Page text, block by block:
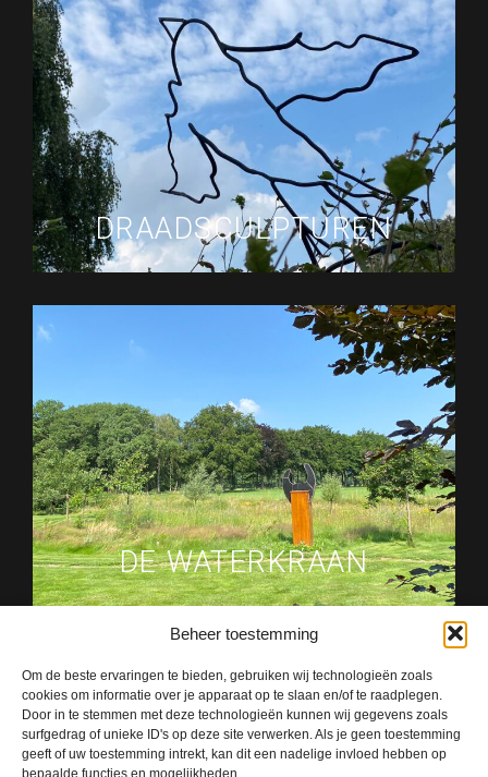
Beheer toestemming
Om de beste ervaringen te bieden, gebruiken wij technologieën zoals
cookies om informatie over je apparaat op te slaan en/of te raadplegen.
Door in te stemmen met deze technologieën kunnen wij gegevens zoals
surfgedrag of unieke ID's op deze site verwerken. Als je geen toestemming
geeft of uw toestemming intrekt, kan dit een nadelige invloed hebben op
bepaalde functies en mogelijkheden.
DRAADSCULPTUREN
DE WATERKRAAN